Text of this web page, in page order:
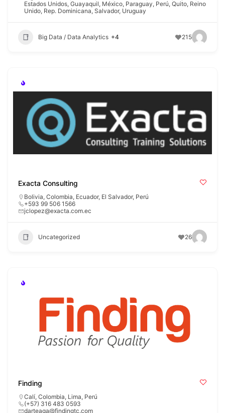
Estados Unidos, Guayaquil, México, Paraguay, Perú, Quito, Reino
Unido, Rep. Dominicana, Salvador, Uruguay
Big Data / Data Analytics +4 215
Exacta Consulting
Bolivia, Colombia, Ecuador, El Salvador, Perú
+593 99 506 1566
jclopez@exacta.com.ec
Uncategorized 26
Finding
Calí, Colombia, Lima, Perú
(+57) 316 483 0593
darteaga@findingtc.com